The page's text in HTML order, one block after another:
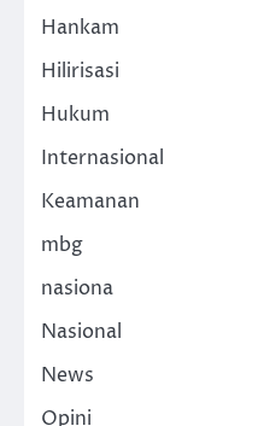
Hankam
Hilirisasi
Hukum
Internasional
Keamanan
mbg
nasiona
Nasional
News
Opini